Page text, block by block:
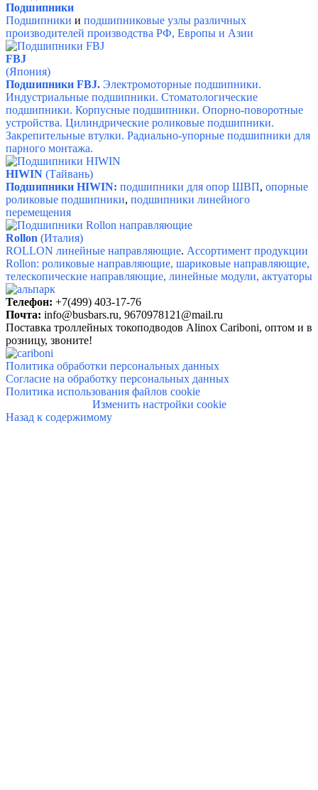
Подшипники
Подшипники и подшипниковые узлы различных
производителей производства РФ, Европы и Азии
FBJ
(Япония)
Подшипники FBJ. Электромоторные подшипники.
Индустриальные подшипники. Стоматологические
подшипники. Корпусные подшипники. Опорно-поворотные
устройства. Цилиндрические роликовые подшипники.
Закрепительные втулки. Радиально-упорные подшипники для
парного монтажа.
HIWIN (Тайвань)
Подшипники HIWIN: подшипники для опор ШВП, опорные
роликовые подшипники, подшипники линейного
перемещения
Rollon (Италия)
ROLLON линейные направляющие. Ассортимент продукции
Rollon: роликовые направляющие, шариковые направляющие,
телескопические направляющие, линейные модули, актуаторы
Телефон: +7(499) 403-17-76
Почта: info@busbars.ru, 9670978121@mail.ru
Поставка троллейных токоподводов Alinox Cariboni, оптом и в
розницу, звоните!
Политика обработки персональных данных
Согласие на обработку персональных данных
Политика использования файлов cookie
Изменить настройки cookie
Назад к содержимому